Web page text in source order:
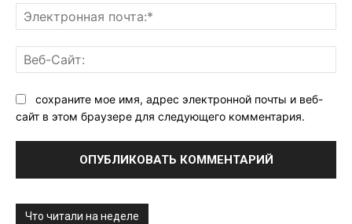
сохраните мое имя, адрес электронной почты и веб-
сайт в этом браузере для следующего комментария.
Что читали на неделе